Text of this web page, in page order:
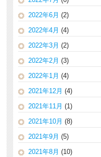
2022年6月 (2)
2022年4月 (4)
2022年3月 (2)
2022年2月 (3)
2022年1月 (4)
2021年12月 (4)
2021年11月 (1)
2021年10月 (8)
2021年9月 (5)
2021年8月 (10)